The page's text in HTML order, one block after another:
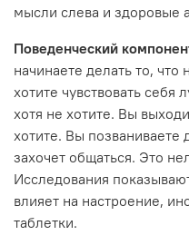
мысли слева и здоровые
Поведенческий
начинаете делать то, что
хотите чувствовать себя
хотя не хотите. Вы
хотите. Вы позваниваете
захочет общаться. Это
Исследования
влияет на настроение,
таблетки.